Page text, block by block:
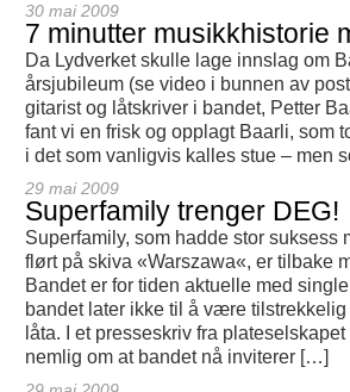
30 mai 2009
7 minutter musikkhistorie
Da Lydverket skulle lage innslag om
årsjubileum (se video i bunnen av
gitarist og låtskriver i bandet, Petter
fant vi en frisk og opplagt Baarli, som
i det som vanligvis kalles stue – men
29 mai 2009
Superfamily trenger DEG!
Superfamily, som hadde stor suksess
flørt på skiva «Warszawa«, er tilbake
Bandet er for tiden aktuelle med
bandet later ikke til å være
låta. I et presseskriv fra
nemlig om at bandet nå inviterer […]